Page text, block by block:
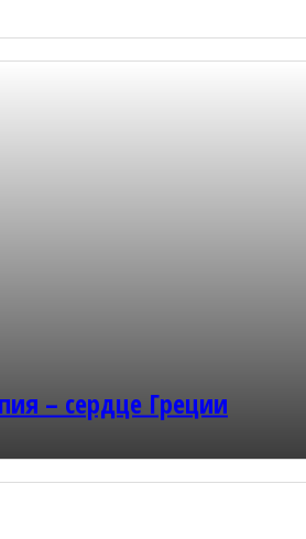
– сердце Греции